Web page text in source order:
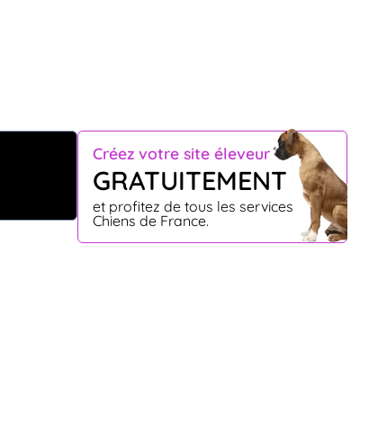
Créez votre site éleveur
GRATUITEMENT
et profitez de tous les services
Chiens de France.